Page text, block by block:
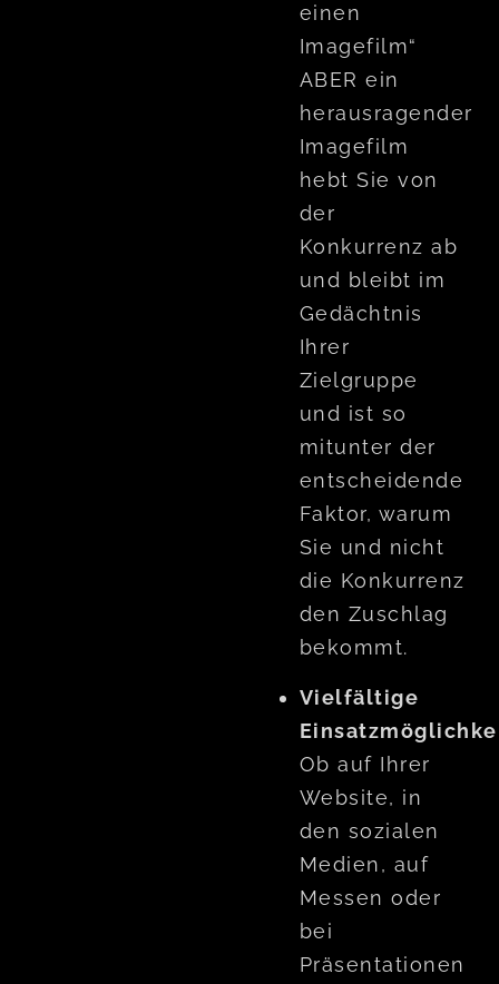
einen
Imagefilm“
ABER ein
herausragender
Imagefilm
hebt Sie von
der
Konkurrenz ab
und bleibt im
Gedächtnis
Ihrer
Zielgruppe
und ist so
mitunter der
entscheidende
Faktor, warum
Sie und nicht
die Konkurrenz
den Zuschlag
bekommt.
Vielfältige
Ob auf Ihrer
Website, in
den sozialen
Medien, auf
Messen oder
bei
Präsentationen